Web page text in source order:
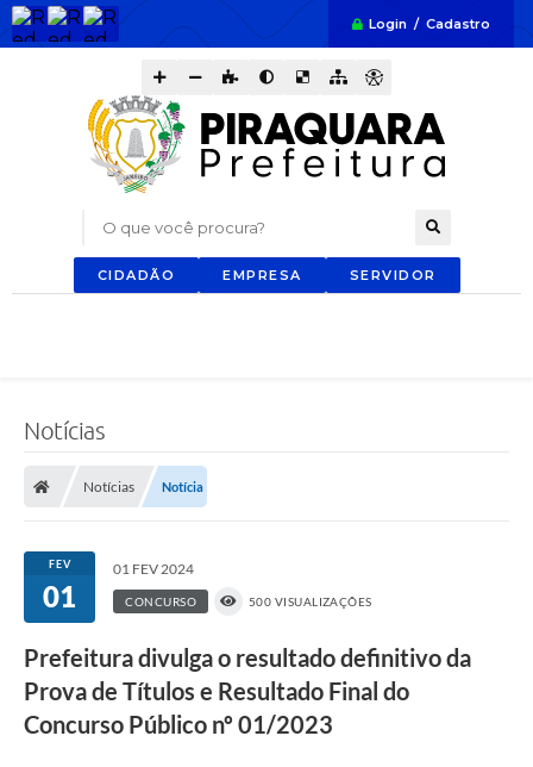
Login / Cadastro
O que você procura?
CIDADÃO EMPRESA SERVIDOR
Notícias
Notícias Notícia
FEV
01
01 FEV 2024
CONCURSO 500 VISUALIZAÇÕES
Prefeitura divulga o resultado definitivo da
Prova de Títulos e Resultado Final do
Concurso Público nº 01/2023